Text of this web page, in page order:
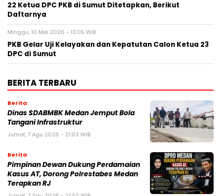
22 Ketua DPC PKB di Sumut Ditetapkan, Berikut
Daftarnya
Minggu, 10 Mei 2026 - 13:05 WIB
PKB Gelar Uji Kelayakan dan Kepatutan Calon Ketua 23
DPC di Sumut
BERITA TERBARU
Berita
Dinas SDABMBK Medan Jemput Bola
Tangani Infrastruktur
Jumat, 7 Agu 2026 - 21:03 WIB
Berita
Pimpinan Dewan Dukung Perdamaian
Kasus AT, Dorong Polrestabes Medan
Terapkan RJ